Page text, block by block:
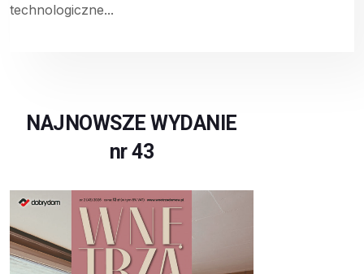
technologiczne...
NAJNOWSZE WYDANIE
nr 43